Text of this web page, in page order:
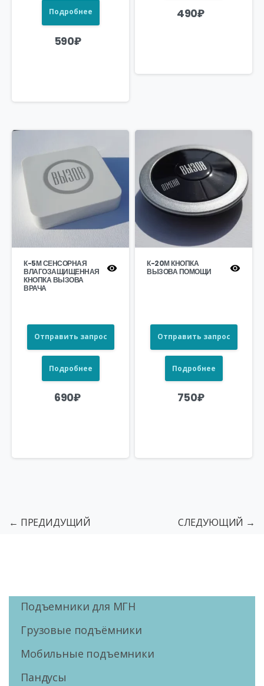
Подробнее
590₽
490₽
К-5М СЕНСОРНАЯ
ВЛАГОЗАЩИЩЕННАЯ
КНОПКА ВЫЗОВА
ВРАЧА
Отправить запрос
Подробнее
690₽
К-20М КНОПКА
ВЫЗОВА ПОМОЩИ
Отправить запрос
Подробнее
750₽
← ПРЕДИДУЩИЙ СЛЕДУЮЩИЙ →
Подъемники для МГН
Грузовые подъёмники
Мобильные подъемники
Пандусы